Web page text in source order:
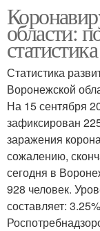
области:
статистика
Статистика
Воронежской
На 15 сентября
зафиксирован
заражения
сожалению,
сегодня в
928 человек.
составляет: